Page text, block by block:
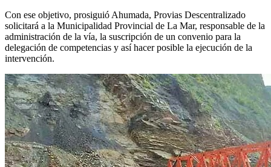
Con ese objetivo, prosiguió Ahumada, Provias Descentralizado
solicitará a la Municipalidad Provincial de La Mar, responsable de la
administración de la vía, la suscripción de un convenio para la
delegación de competencias y así hacer posible la ejecución de la
intervención.